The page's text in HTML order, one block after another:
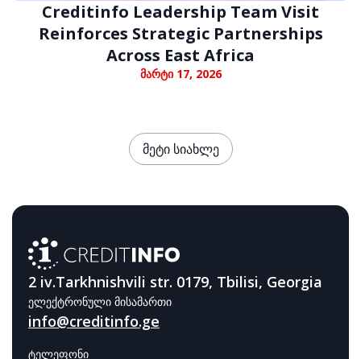
Creditinfo Leadership Team Visit
Reinforces Strategic Partnerships
Across East Africa
მარტი 17, 2026
მეტი სიახლე
2 iv.Tarkhnishvili str. 0179, Tbilisi, Georgia
ელექტრონული მისამართი
info@creditinfo.ge
ტელეფონი